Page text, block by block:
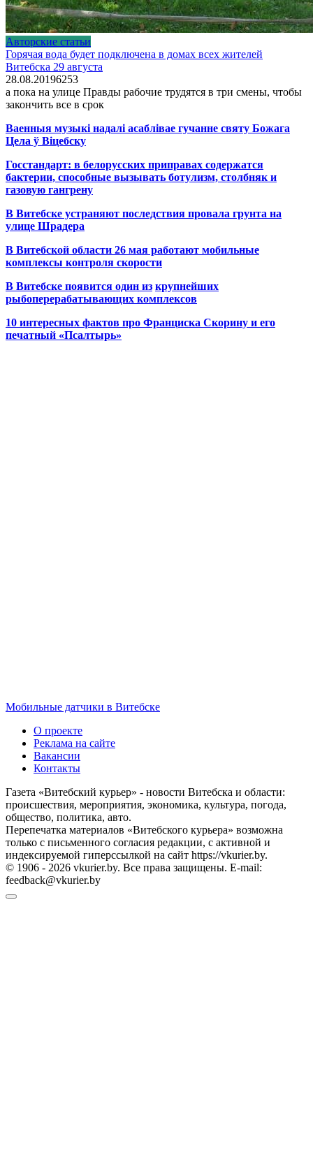
Авторские статьи
Горячая вода будет подключена в домах всех жителей
Витебска 29 августа
28.08.20196253
а пока на улице Правды рабочие трудятся в три смены, чтобы
закончить все в срок
Ваенныя музыкі надалі асаблівае гучанне святу Божага
Цела ў Віцебску
Госстандарт: в белорусских приправах содержатся
бактерии, способные вызывать ботулизм, столбняк и
газовую гангрену
В Витебске устраняют последствия провала грунта на
улице Шрадера
В Витебской области 26 мая работают мобильные
комплексы контроля скорости
В Витебске появится один из крупнейших
рыбоперерабатывающих комплексов
10 интересных фактов про Франциска Скорину и его
печатный «Псалтырь»
Мобильные датчики в Витебске
О проекте
Реклама на сайте
Вакансии
Контакты
Газета «Витебский курьер» - новости Витебска и области:
происшествия, мероприятия, экономика, культура, погода,
общество, политика, авто.
Перепечатка материалов «Витебского курьера» возможна
только с письменного согласия редакции, с активной и
индексируемой гиперссылкой на сайт https://vkurier.by.
© 1906 - 2026 vkurier.by. Все права защищены. E-mail:
feedback@vkurier.by